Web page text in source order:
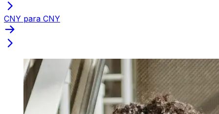
CNY para CNY